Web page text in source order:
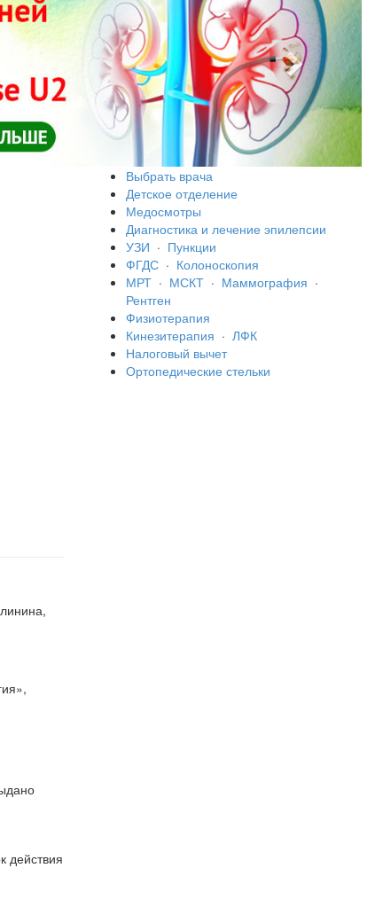
действия
Выбрать врача
Детское отделение
Медосмотры
Диагностика и лечение эпилепсии
УЗИ · Пункции
ФГДС · Колоноскопия
МРТ · МСКТ · Маммография ·
Рентген
Физиотерапия
Кинезитерапия · ЛФК
Налоговый вычет
Ортопедические стельки